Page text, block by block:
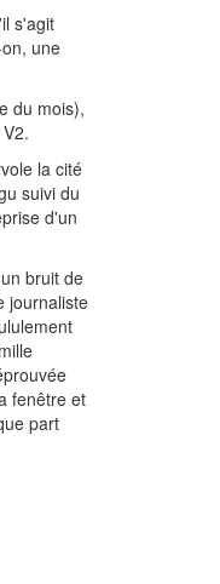
s'agit
une
du mois),
la cité
suivi du
d'un
bruit de
journaliste
fenêtre et
part